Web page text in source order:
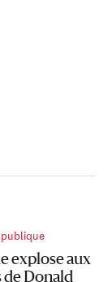
explose aux
Donald